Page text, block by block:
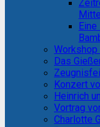
Das
Konzert
Heinrich
Vortrag
Charlotte